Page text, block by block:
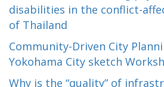
disabilities in the conflict-
of Thailand
Community-Driven City
Yokohama City sketch
Why is the “quality” of